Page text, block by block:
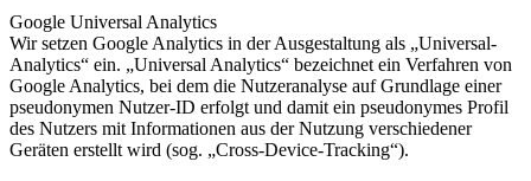
Google Universal Analytics
Wir setzen Google Analytics in der Ausgestaltung als „Universal-
Analytics“ ein. „Universal Analytics“ bezeichnet ein Verfahren von
Google Analytics, bei dem die Nutzeranalyse auf Grundlage einer
pseudonymen Nutzer-ID erfolgt und damit ein pseudonymes Profil
des Nutzers mit Informationen aus der Nutzung verschiedener
Geräten erstellt wird (sog. „Cross-Device-Tracking“).